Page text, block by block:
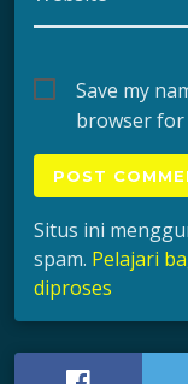
Save my
browser for
Situs ini
spam. Pelajari
diproses